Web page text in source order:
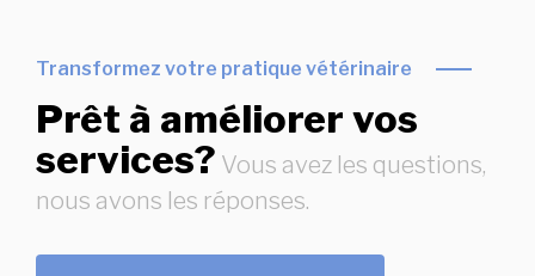
Transformez votre pratique vétérinaire
Prêt à améliorer vos
services? Vous avez les questions,
nous avons les réponses.